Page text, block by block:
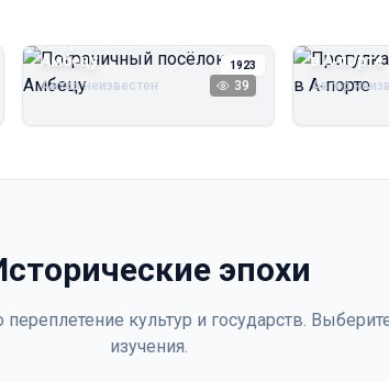
1923
Пограничный посёлок
Амбецу
Автор неизвестен 39
Прогулка
в А‑порте
Автор
эпохи
переплетение культур и государств.
изучения.